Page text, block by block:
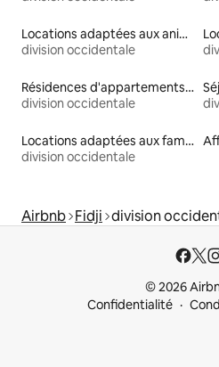
Locations adaptées aux animaux
division occidentale
Résidences d'appartements en location
division occidentale
Locations adaptées aux familles
division occidentale
Airbnb Fidji division
© 2026
Confidentialité